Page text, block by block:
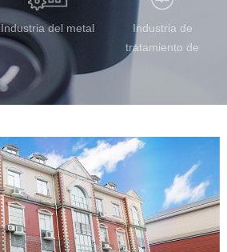
Industria del metal
Industria de
tratamiento de